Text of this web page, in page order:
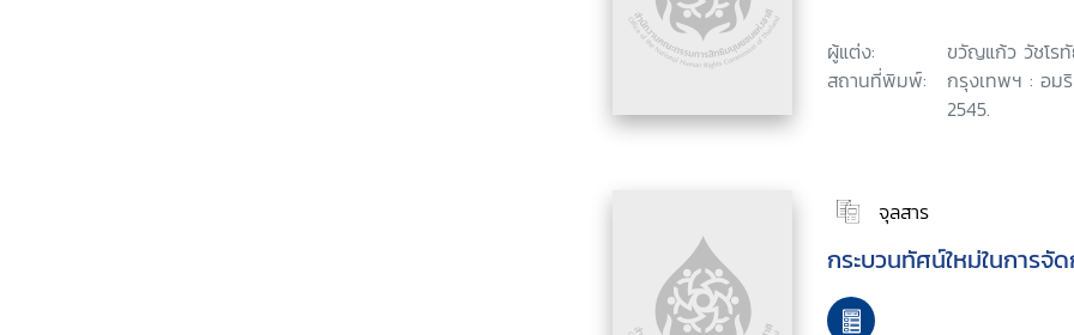
ผู้แต่ง:
ขวัญแก้ว วัชโร
สถานที่พิมพ์:
กรุงเทพฯ : อม
2545.
จุลสาร
กระบวนทัศน์ใหม่ในการจั